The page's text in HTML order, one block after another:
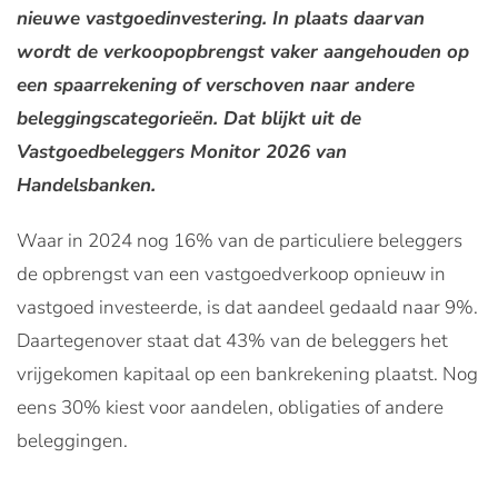
nieuwe vastgoedinvestering. In plaats daarvan
wordt de verkoopopbrengst vaker aangehouden op
een spaarrekening of verschoven naar andere
beleggingscategorieën. Dat blijkt uit de
Vastgoedbeleggers Monitor 2026 van
Handelsbanken.
Waar in 2024 nog 16% van de particuliere beleggers
de opbrengst van een vastgoedverkoop opnieuw in
vastgoed investeerde, is dat aandeel gedaald naar 9%.
Daartegenover staat dat 43% van de beleggers het
vrijgekomen kapitaal op een bankrekening plaatst. Nog
eens 30% kiest voor aandelen, obligaties of andere
beleggingen.